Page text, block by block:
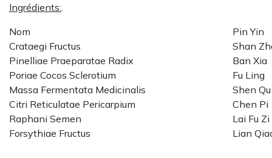
Ingrédients:
Nom
Pin Yin
Crataegi Fructus
Shan
Pinelliae Praeparatae Radix
Ban Xia
Poriae Cocos Sclerotium
Fu Ling
Massa Fermentata Medicinalis
Shen Qu
Citri Reticulatae Pericarpium
Chen Pi
Raphani Semen
Lai Fu Zi
Forsythiae Fructus
Lian